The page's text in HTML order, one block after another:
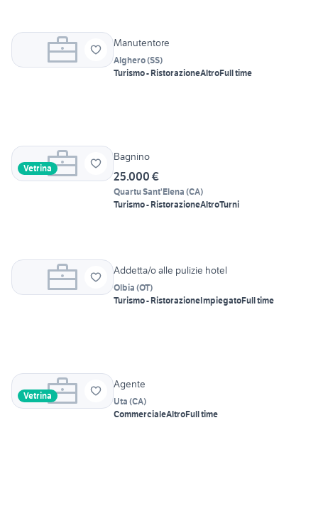
Manutentore
Alghero(SS)
Turismo - RistorazioneAltroFull time
Vetrina
Bagnino
25.000 €
Quartu Sant'Elena (CA)
Turismo - RistorazioneAltroTurni
Addetta/o alle pulizie hotel
Olbia (OT)
Turismo - RistorazioneImpiegatoFull time
Vetrina
Agente
Uta (CA)
CommercialeAltroFull time